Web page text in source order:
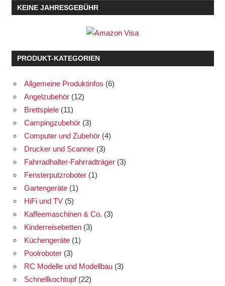
KEINE JAHRESGEBÜHR
PRODUKT-KATEGORIEN
Allgemeine Produktinfos (6)
Angelzubehör (12)
Brettspiele (11)
Campingzubehör (3)
Computer und Zubehör (4)
Drucker und Scanner (3)
Fahrradhalter-Fahrradträger (3)
Fensterputzroboter (1)
Gartengeräte (1)
HiFi und TV (5)
Kaffeemaschinen & Co. (3)
Kinderreisebetten (3)
Küchengeräte (1)
Poolroboter (3)
RC Modelle und Modellbau (3)
Schnellkochtopf(22)